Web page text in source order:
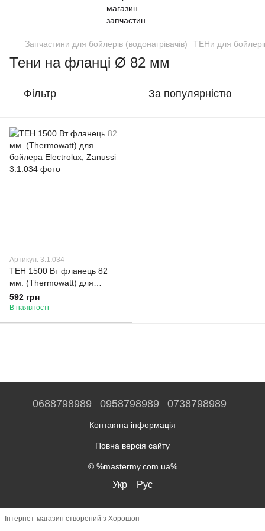
Запчастини для бойлерів (водонагрівачів) ТЕНи для
Тени на фланці Ø 82 мм
Фільтр За популярністю
Артикул: 3.1.034
ТЕН 1500 Вт фланець 82
мм. (Thermowatt) для
бойлера Electrolux, Zanussi
592 грн
В наявності
0688798989 0958798989 0738798989
Контактна інформація
Повна версія сайту
© %mastermy.com.ua%
Укр Рус
Інтернет-магазин створений з Хорошоп